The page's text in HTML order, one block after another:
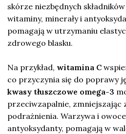
skórze niezbędnych
witaminy, minerały i
pomagają w utrzymaniu
zdrowego blasku.
Na przykład, witamina C
co przyczynia się do poprawy
kwasy tłuszczowe omega-3
przeciwzapalnie, zmniejszając
podrażnienia. Warzywa i
antyoksydanty, pomagają w